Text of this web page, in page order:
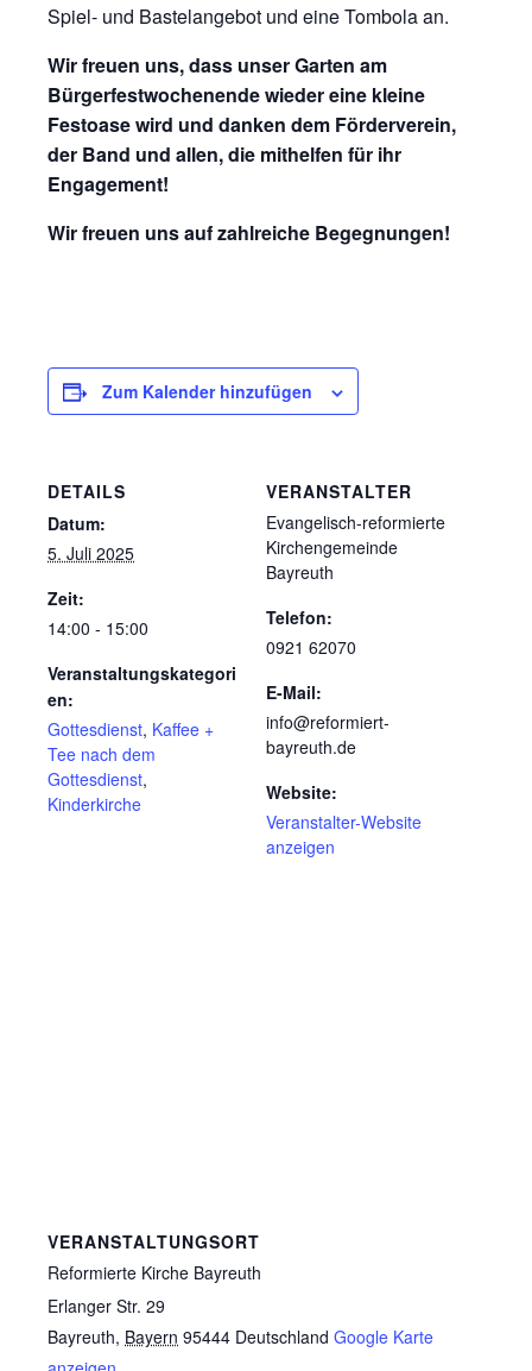
Spiel- und Bastelangebot und eine Tombola an.
Wir freuen uns, dass unser Garten am
Bürgerfestwochenende wieder eine kleine
Festoase wird und danken dem Förderverein,
der Band und allen, die mithelfen für ihr
Engagement!
Wir freuen uns auf zahlreiche Begegnungen!
Zum Kalender hinzufügen
DETAILS
Datum:
5. Juli 2025
Zeit:
14:00 - 15:00
Veranstaltungskategori
en:
Gottesdienst, Kaffee +
Tee nach dem
Gottesdienst,
Kinderkirche
VERANSTALTER
Evangelisch-reformierte
Kirchengemeinde
Bayreuth
Telefon:
0921 62070
E-Mail:
info@reformiert-
bayreuth.de
Website:
Veranstalter-Website
anzeigen
VERANSTALTUNGSORT
Reformierte Kirche Bayreuth
Erlanger Str. 29
Bayreuth, Bayern 95444 Deutschland Google Karte